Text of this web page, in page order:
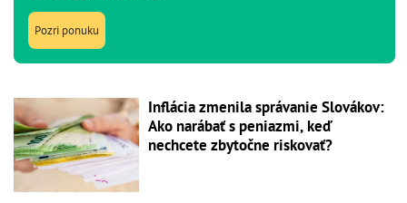
Pozri ponuku
Inflácia zmenila správanie Slovákov:
Ako narábať s peniazmi, keď
nechcete zbytočne riskovať?